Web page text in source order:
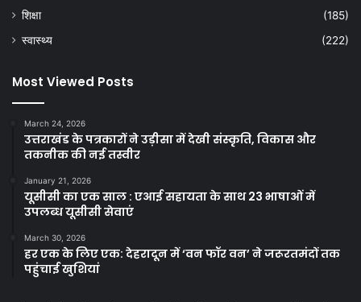
शिक्षा
(185)
स्वास्थ्य
(222)
Most Viewed Posts
March 24, 2026
उत्तराखंड के पत्रकारों ने उड़ीसा में देखी संस्कृति, विकास और
तकनीक की नई तस्वीर
January 21, 2026
यूसीसी का एक साल : एआई सहायता के साथ 23 भाषाओं में
उपलब्ध यूसीसी सेवाएं
March 30, 2026
हर एक के लिए एक: देहरादून में ‘वन फॉर वन’ ने जरूरतमंदों तक
पहुंचाई खुशियां